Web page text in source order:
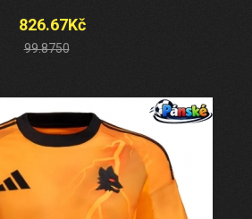
826.67Kč
99.8750